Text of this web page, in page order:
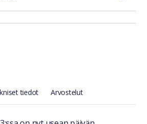
tiedot Arvostelut